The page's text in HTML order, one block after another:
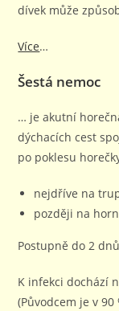
dívek může
Více…
Šestá nemoc
… je akutní
dýchacích cest
po poklesu
nejdříve na
později na
Postupně do 2
K infekci dochází
(Původcem je v